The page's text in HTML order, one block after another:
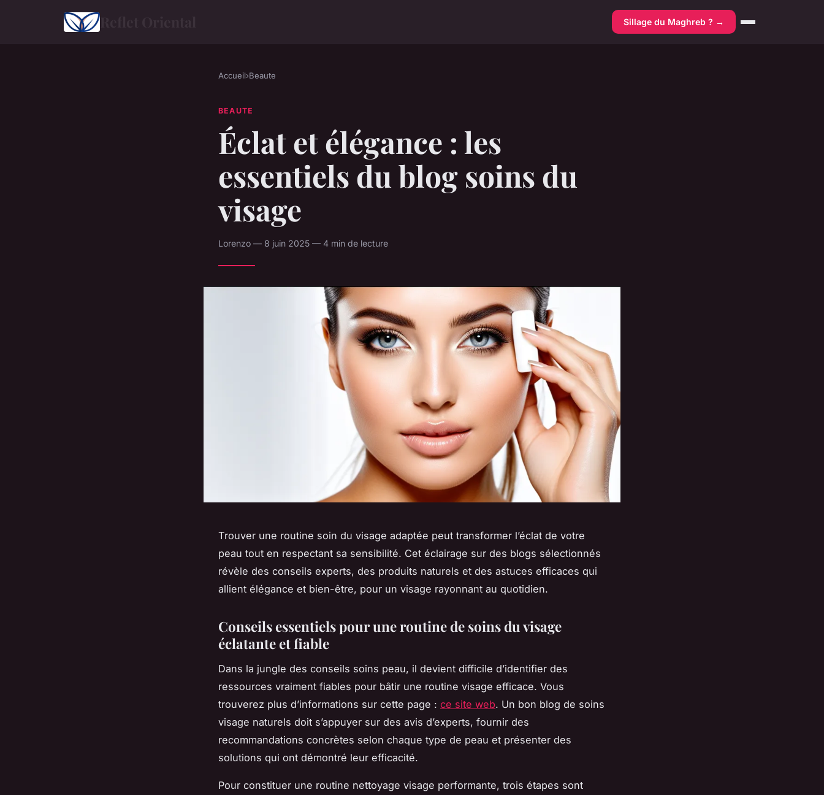
Reflet Oriental Sillage du Maghreb ? →
Accueil›Beaute
BEAUTE
Éclat et élégance : les
essentiels du blog soins du
visage
Lorenzo — 8 juin 2025 — 4 min de lecture
Trouver une routine soin du visage adaptée peut transformer l’éclat de votre
peau tout en respectant sa sensibilité. Cet éclairage sur des blogs sélectionnés
révèle des conseils experts, des produits naturels et des astuces efficaces qui
allient élégance et bien-être, pour un visage rayonnant au quotidien.
Conseils essentiels pour une routine de soins du visage
éclatante et fiable
Dans la jungle des conseils soins peau, il devient difficile d’identifier des
ressources vraiment fiables pour bâtir une routine visage efficace. Vous
trouverez plus d’informations sur cette page : ce site web. Un bon blog de soins
visage naturels doit s’appuyer sur des avis d’experts, fournir des
recommandations concrètes selon chaque type de peau et présenter des
solutions qui ont démontré leur efficacité.
Pour constituer une routine nettoyage visage performante, trois étapes sont